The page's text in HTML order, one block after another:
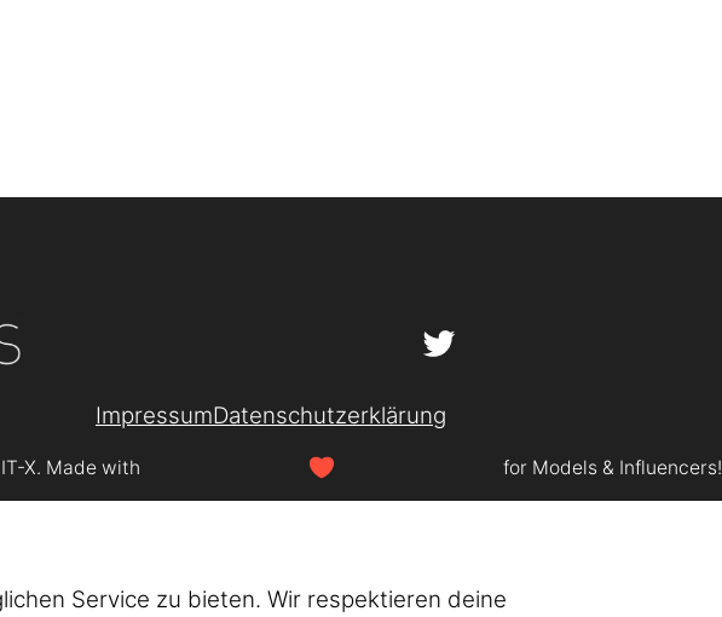
ImpressumDatenschutzerklärung
X. Made with for Models & Influencers!
Service zu bieten. Wir respektieren deine